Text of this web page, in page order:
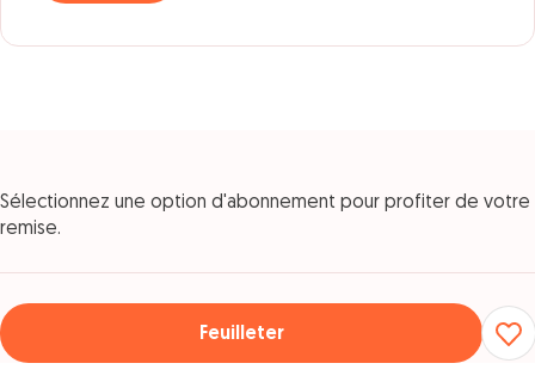
Sélectionnez une option d'abonnement pour profiter de votre
remise.
Feuilleter